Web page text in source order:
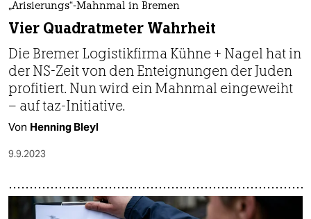
„Arisierungs“-Mahnmal in Bremen
Vier Quadratmeter Wahrheit
Die Bremer Logistikfirma Kühne + Nagel hat in
der NS-Zeit von den Enteignungen der Juden
profitiert. Nun wird ein Mahnmal eingeweiht
– auf taz-Initiative.
Von Henning Bleyl
9.9.2023